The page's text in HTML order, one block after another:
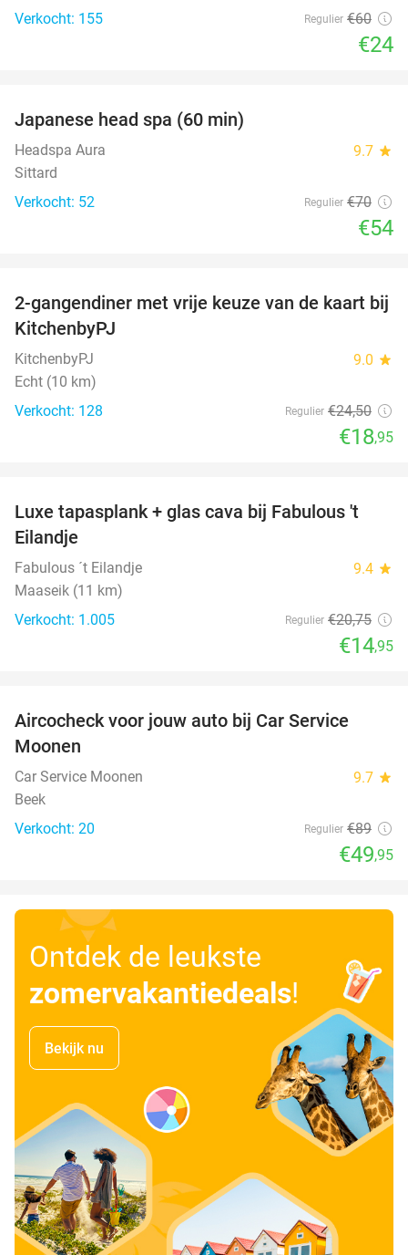
Verkocht: 155 Regulier €60
€24
Japanese head spa (60 min)
Headspa Aura 9.7 star
Sittard
Verkocht: 52
Regulier €70
€54
23%
2-gangendiner met vrije keuze van de kaart bij
KitchenbyPJ
KitchenbyPJ 9.0 star
Echt (10 km)
Verkocht: 128
Regulier €24,50
€18,95
28%
Luxe tapasplank + glas cava bij Fabulous 't
Eilandje
Fabulous ´t Eilandje 9.4 star
Maaseik (11 km)
Verkocht: 1.005
Regulier €20,75
€14,95
Aircocheck voor jouw auto bij Car Service
Moonen
Car Service Moonen 9.7 star
Beek
Verkocht: 20
Regulier €89
€49,95
Ontdek de leukste
zomervakantiedeals!
Bekijk nu